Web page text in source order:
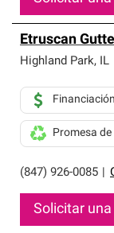
Etruscan
Highland Park, IL
(847) 926-0085
Promesa
Solicitar